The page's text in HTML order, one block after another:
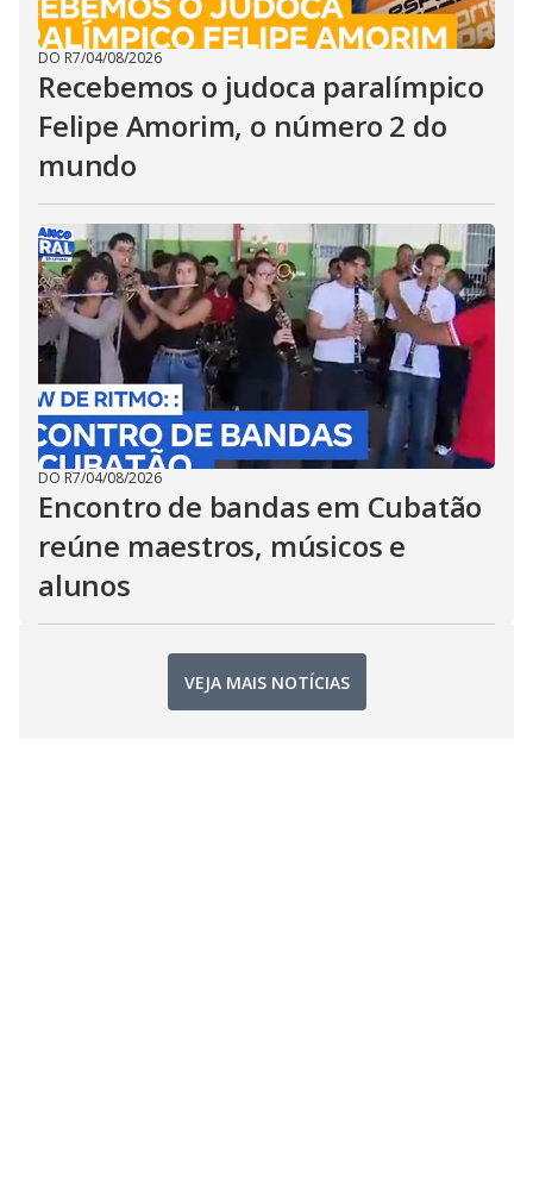
DO R7/04/08/2026
Recebemos o judoca paralímpico
Felipe Amorim, o número 2 do
mundo
DO R7/04/08/2026
Encontro de bandas em Cubatão
reúne maestros, músicos e
alunos
VEJA MAIS NOTÍCIAS